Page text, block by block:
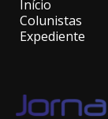
Início
Colunistas
Expediente